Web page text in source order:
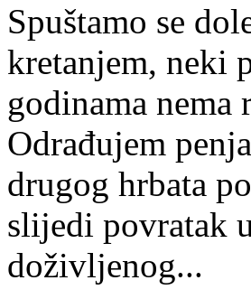
Spuštamo se
kretanjem, neki
godinama
Odrađujem
drugog hrbata
slijedi povratak
doživljenog...